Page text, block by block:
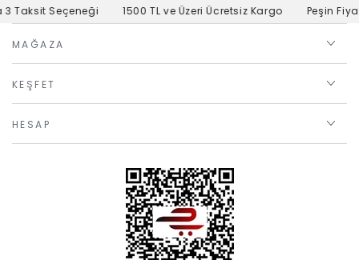
Taksit Seçeneği 1500 TL ve Üzeri Ücretsiz Kargo Peşin
MAĞAZA
KEŞFET
HESAP